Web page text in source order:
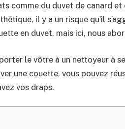
comme du duvet de canard
il y a un risque qu’il
en duvet, mais ici, nous
le vôtre à un nettoyeur à
une couette, vous pouvez
vos draps.